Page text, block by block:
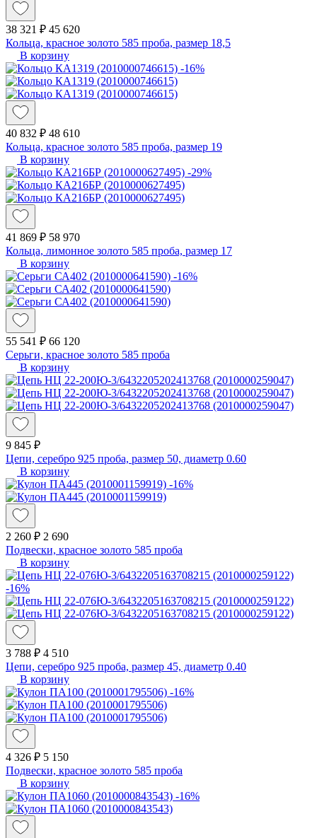
38 321 ₽ 45 620
Кольца, красное золото 585 проба, размер 18,5
В корзину
-16%
40 832 ₽ 48 610
Кольца, красное золото 585 проба, размер 19
В корзину
-29%
41 869 ₽ 58 970
Кольца, лимонное золото 585 проба, размер 17
В корзину
-16%
55 541 ₽ 66 120
Серьги, красное золото 585 проба
В корзину
9 845 ₽
Цепи, серебро 925 проба, размер 50, диаметр 0.60
В корзину
-16%
2 260 ₽ 2 690
Подвески, красное золото 585 проба
В корзину
-16%
3 788 ₽ 4 510
Цепи, серебро 925 проба, размер 45, диаметр 0.40
В корзину
-16%
4 326 ₽ 5 150
Подвески, красное золото 585 проба
В корзину
-16%